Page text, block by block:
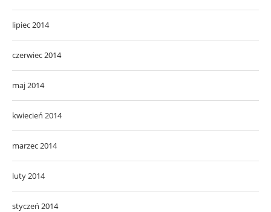
lipiec 2014
czerwiec 2014
maj 2014
kwiecień 2014
marzec 2014
luty 2014
styczeń 2014